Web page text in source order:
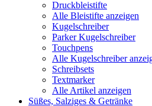
Druckbleistifte
Alle Bleistifte anzeigen
Kugelschreiber
Parker Kugelschreiber
Touchpens
Alle Kugelschreiber
Schreibsets
Textmarker
Alle Artikel anzeigen
Süßes, Salziges & Getränke